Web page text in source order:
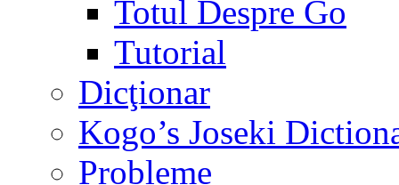
Totul Despre Go
Tutorial
Dicţionar
Kogo’s Joseki
Probleme